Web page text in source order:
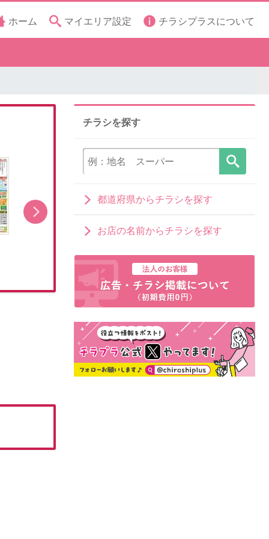
ホーム マイエリア設定 チラシプラスについて
チラシを探す
都道府県からチラシを探す
お店の名前からチラシを探す